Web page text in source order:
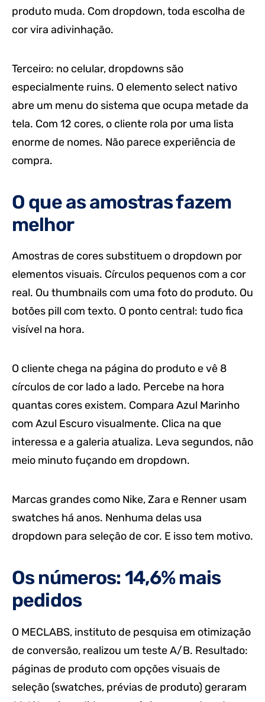
produto muda. Com dropdown, toda escolha de
cor vira adivinhação.
Terceiro: no celular, dropdowns são
especialmente ruins. O elemento select nativo
abre um menu do sistema que ocupa metade da
tela. Com 12 cores, o cliente rola por uma lista
enorme de nomes. Não parece experiência de
compra.
O que as amostras fazem
melhor
Amostras de cores substituem o dropdown por
elementos visuais. Círculos pequenos com a cor
real. Ou thumbnails com uma foto do produto. Ou
botões pill com texto. O ponto central: tudo fica
visível na hora.
O cliente chega na página do produto e vê 8
círculos de cor lado a lado. Percebe na hora
quantas cores existem. Compara Azul Marinho
com Azul Escuro visualmente. Clica na que
interessa e a galeria atualiza. Leva segundos, não
meio minuto fuçando em dropdown.
Marcas grandes como Nike, Zara e Renner usam
swatches há anos. Nenhuma delas usa
dropdown para seleção de cor. E isso tem motivo.
Os números: 14,6% mais
pedidos
O MECLABS, instituto de pesquisa em otimização
de conversão, realizou um teste A/B. Resultado:
páginas de produto com opções visuais de
seleção (swatches, prévias de produto) geraram